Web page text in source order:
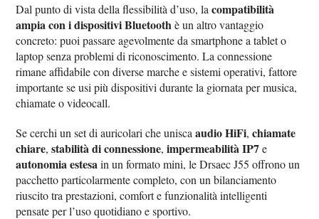
Dal punto di vista della flessibilità d’uso, lacompatibilità
ampia con i dispositivi Bluetoothè un altro vantaggio
concreto: puoi passare agevolmente da smartphone a tablet o
laptop senza problemi di riconoscimento. La connessione
rimane affidabile con diverse marche e sistemi operativi, fattore
importante se usi più dispositivi durante la giornata per musica,
chiamate o videocall.
Se cerchi un set di auricolari che uniscaaudio HiFi,chiamate
chiare,stabilità di connessione,impermeabilità IP7e
autonomia estesain un formato mini, le Drsaec J55 offrono un
pacchetto particolarmente completo, con un bilanciamento
riuscito tra prestazioni, comfort e funzionalità intelligenti
pensate per l’uso quotidiano e sportivo.